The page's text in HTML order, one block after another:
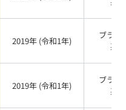
2019年 (令和1年)
ブラッ
系
2019年 (令和1年)
ブラッ
系